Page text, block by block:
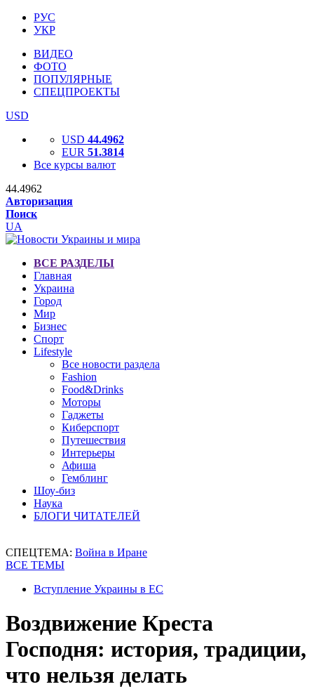
РУС
УКР
ВИДЕО
ФОТО
ПОПУЛЯРНЫЕ
СПЕЦПРОЕКТЫ
USD
USD 44.4962
EUR 51.3814
Все курсы валют
44.4962
Авторизация
Поиск
UA
ВСЕ РАЗДЕЛЫ
Главная
Украина
Город
Мир
Бизнес
Спорт
Lifestyle
Все новости раздела
Fashion
Food&Drinks
Моторы
Гаджеты
Киберспорт
Путешествия
Интерьеры
Афиша
Гемблинг
Шоу-биз
Наука
БЛОГИ ЧИТАТЕЛЕЙ
СПЕЦТЕМА: Война в Иране
ВСЕ ТЕМЫ
Вступление Украины в ЕС
Воздвижение Креста
Господня: история, традиции,
что нельзя делать